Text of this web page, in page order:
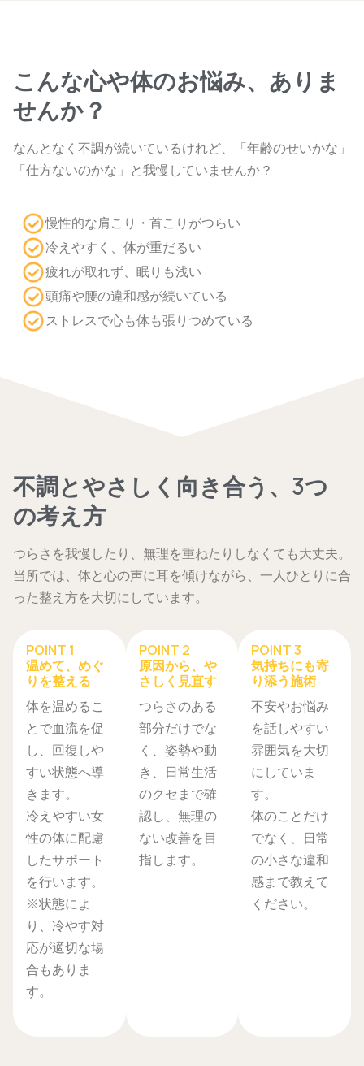
こんな心や体のお悩み、ありま
せんか？
なんとなく不調が続いているけれど、「年齢のせいかな」
「仕方ないのかな」と我慢していませんか？
慢性的な肩こり・首こりがつらい
冷えやすく、体が重だるい
疲れが取れず、眠りも浅い
頭痛や腰の違和感が続いている
ストレスで心も体も張りつめている
不調とやさしく向き合う、3つ
の考え方
つらさを我慢したり、無理を重ねたりしなくても大丈夫。
当所では、体と心の声に耳を傾けながら、一人ひとりに合
った整え方を大切にしています。
POINT 1
温めて、めぐ
りを整える
体を温めるこ
とで血流を促
し、回復しや
すい状態へ導
きます。
冷えやすい女
性の体に配慮
したサポート
を行います。
※状態によ
り、冷やす対
応が適切な場
合もありま
す。
POINT 2
原因から、や
さしく見直す
つらさのある
部分だけでな
く、姿勢や動
き、日常生活
のクセまで確
認し、無理の
ない改善を目
指します。
POINT 3
気持ちにも寄
り添う施術
不安やお悩み
を話しやすい
雰囲気を大切
にしていま
す。
体のことだけ
でなく、日常
の小さな違和
感まで教えて
ください。